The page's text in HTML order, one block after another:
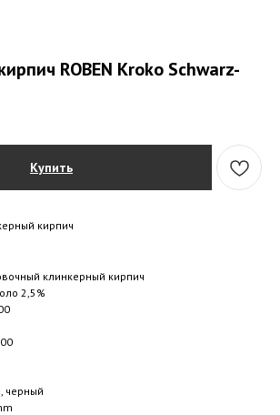
ROBEN Kroko Schwarz-
Купить
кирпич
клинкерный кирпич
2,5%
черный